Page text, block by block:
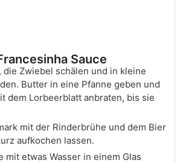
Sauce
die Zwiebel schälen und in kleine
Butter in eine Pfanne geben und
dem Lorbeerblatt anbraten, bis sie
mit der Rinderbrühe und dem Bier
aufkochen lassen.
mit etwas Wasser in einem Glas